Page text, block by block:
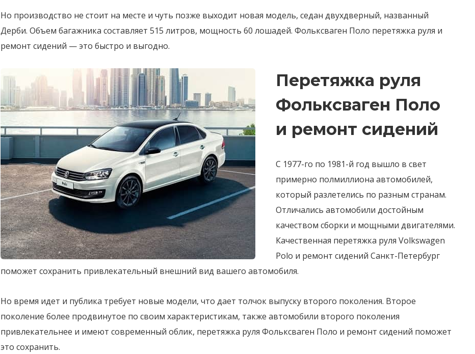
Но производство не стоит на месте и чуть позже выходит новая модель, седан двухдверный, названный
Дерби. Объем багажника составляет 515 литров, мощность 60 лошадей. Фольксваген Поло перетяжка руля и
ремонт сидений — это быстро и выгодно.
Перетяжка руля
Фольксваген Поло
и ремонт сидений
С 1977-го по 1981-й год вышло в свет
примерно полмиллиона автомобилей,
который разлетелись по разным странам.
Отличались автомобили достойным
качеством сборки и мощными двигателями.
Качественная перетяжка руля Volkswagen
Polo и ремонт сидений Санкт-Петербург
поможет сохранить привлекательный внешний вид вашего автомобиля.
Но время идет и публика требует новые модели, что дает толчок выпуску второго поколения. Второе
поколение более продвинутое по своим характеристикам, также автомобили второго поколения
привлекательнее и имеют современный облик, перетяжка руля Фольксваген Поло и ремонт сидений поможет
это сохранить.